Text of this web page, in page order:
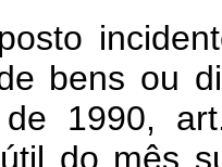
bens ou
de 1990,
do mês